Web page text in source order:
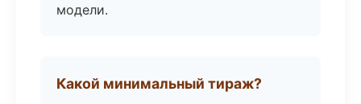
модели.
Какой минимальный тираж?